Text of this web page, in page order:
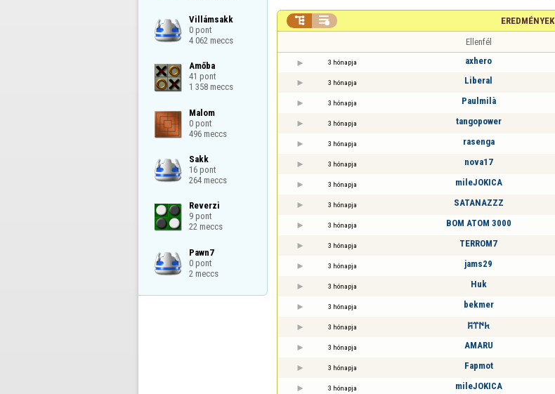
Villámsakk
0 pont
4 062 meccs
Amőba
41 pont
1 358 meccs
Malom
0 pont
496 meccs
Sakk
16 pont
264 meccs
Reverzi
9 pont
22 meccs
Pawn7
0 pont
2 meccs
EREDMÉNYEK
 
Ellenfél
3 hónapja axhero
3 hónapja Liberal
3 hónapja Paulmilà
3 hónapja tangopower
3 hónapja rasenga
3 hónapja nova17
3 hónapja mileJOKICA
3 hónapja SATANAZZZ
3 hónapja BOM ATOM 3000
3 hónapja TERROM7
3 hónapja jams29
3 hónapja Huk
3 hónapja bekmer
3 hónapja 𐱅𐰇𐰼𐰰
3 hónapja AMARU
3 hónapja Fapmot
3 hónapja mileJOKICA